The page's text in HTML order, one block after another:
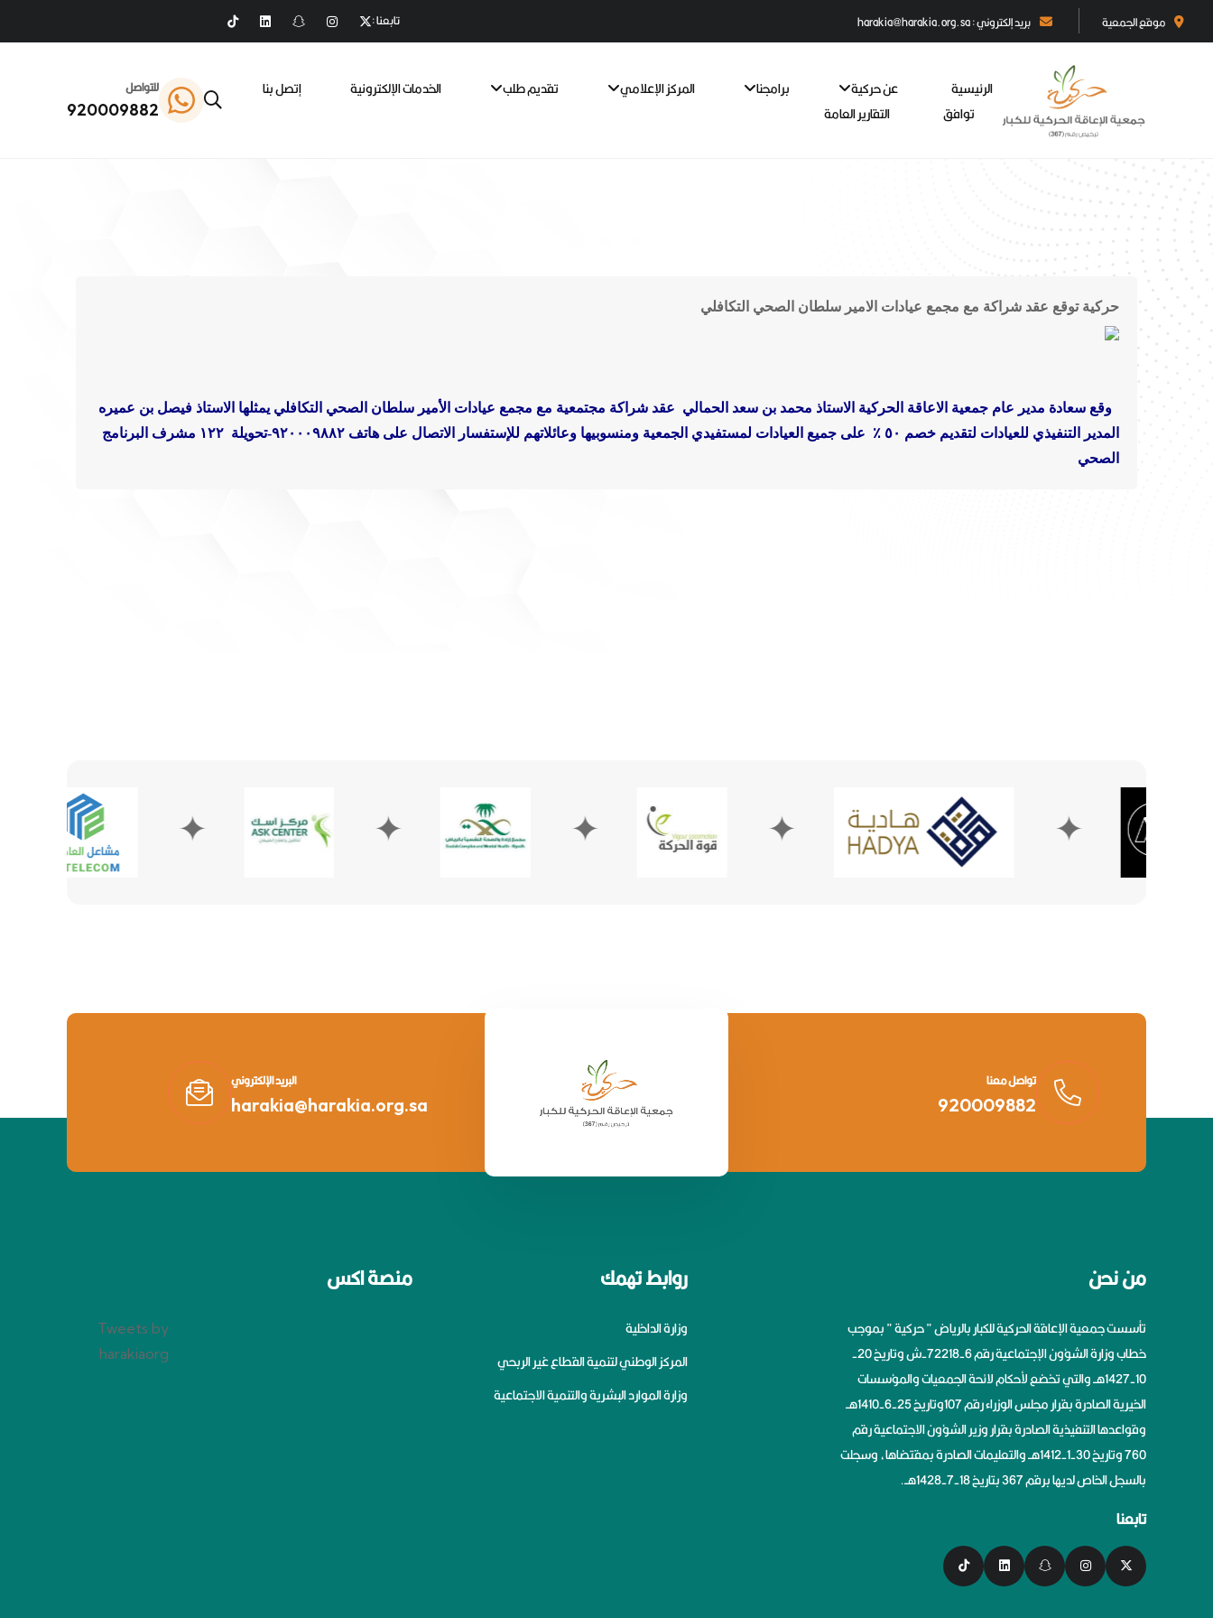
موقع الجمعية بريد إلكتروني : harakia@harakia.org.sa تابعنا :
الرئيسية عن حركية برامجنا المركز الإعلامي تقديم طلب الخدمات الإلكترونية
إتصل بنا
توافق
التقارير العامة
للتواصل
920009882
حركية توقع عقد شراكة مع مجمع عيادات الامير سلطان الصحي التكافلي
وقع سعادة مدير عام جمعية الاعاقة الحركية الاستاذ محمد بن سعد الحمالي عقد شراكة مجتمعية مع مجمع عيادات الأمير سلطان الصحي التكافلي يمثلها الاستاذ فيصل بن عميره
المدير التنفيذي للعيادات لتقديم خصم ٥٠ ٪ على جميع العيادات لمستفيدي الجمعية ومنسوبيها وعائلاتهم للإستفسار الاتصال على هاتف ٩٢٠٠٠٩٨٨٢-تحويلة ١٢٢
مشرف البرنامج
الصحي
✦ ✦ ✦ ✦ ✦
تواصل معنا
920009882
البريد الإلكتروني
harakia@harakia.org.sa
من نحن
تأسست جمعية الإعاقة الحركية للكبار بالرياض ” حركية ” بموجب
خطاب وزارة الشؤون الإجتماعية رقم 6-72218-ش وتاريخ 20-
10-1427هــ والتي تخضع لأحكام لائحة الجمعيات والمؤسسات
الخيرية الصادرة بقرار مجلس الوزراء رقم 107وتاريخ 25-6-1410هــ
وقواعدها التنفيذية الصادرة بقرار وزير الشؤون الاجتماعية رقم
760 وتاريخ 30-1-1412هــ والتعليمات الصادرة بمقتضاها، وسجلت
بالسجل الخاص لديها برقم 367 بتاريخ 18-7-1428هــ.
تابعنا
روابط تهمك
وزارة الداخلية
المركز الوطني لتنمية القطاع غير الربحي
وزارة الموارد البشرية والتنمية الاجتماعية
منصة اكس
Tweets by
harakiaorg